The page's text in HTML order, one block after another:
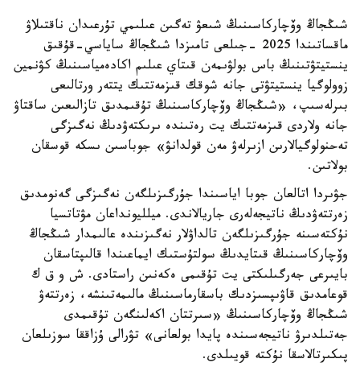
شىڭجاڭ وۆچاركاسىنىڭ شىعۋ تەگىن عىلىمي تۇرعىدان ناقتىلاۋ
ماقساتىندا 2025 -جىلعى تامىزدا شىڭجاڭ ساياسي-قۇقىق
ينستيتۋتىنىڭ باس بولۋىمەن قىتاي عىلىم اكادەمياسىنىڭ كۋنمين
زوولوگيا ينستيتۋتى جانە شوقك قىزمەتتىك يتتەر ورتالىعى
بىرلەسىپ، «شىڭجاڭ وۆچاركاسىنىڭ تۇقىمدىق تازالىعىن ساقتاۋ
جانە ولاردى قىزمەتتىك يت رەتىندە ىرىكتەۋدىڭ نەگىزگى
تەحنولوگيالارىن ازىرلەۋ مەن قولدانۋ» جوباسىن ىسكە قوسقان
بولاتىن.
جۋىردا اتالعان جوبا اياسىندا جۇرگىزىلگەن نەگىزگى گەنومدىق
زەرتتەۋدىڭ ناتيجەلەرى جاريالاندى. ميلليونداعان مۋتاتسيا
نۇكتەسىنە جۇرگىزىلگەن تالداۋلار نەگىزىندە عالىمدار شىڭجاڭ
وۆچاركاسىنىڭ قىتايدىڭ سولتۇستىك ايماعىندا قالىپتاسقان
بايىرعى جەرگىلىكتى يت تۇقىمى ەكەنىن راستادى. ش و ق ك
قوعامدىق قاۋىپسىزدىك باسقارماسىنىڭ مالىمەتىنشە، زەرتتەۋ
شىڭجاڭ وۆچاركاسىنىڭ «سىرتتان اكەلىنگەن تۇقىمدى
جەتىلدىرۋ ناتيجەسىندە پايدا بولعانى» تۋرالى ۇزاققا سوزىلعان
پىكىرتالاسقا نۇكتە قويىلدى.